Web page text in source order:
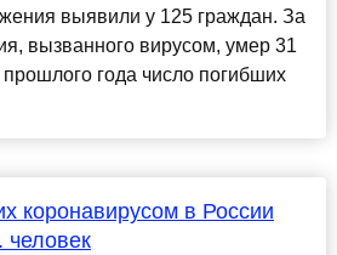
выявили у 125 граждан. За
вызванного вирусом, умер 31
года число погибших
коронавирусом в России
человек